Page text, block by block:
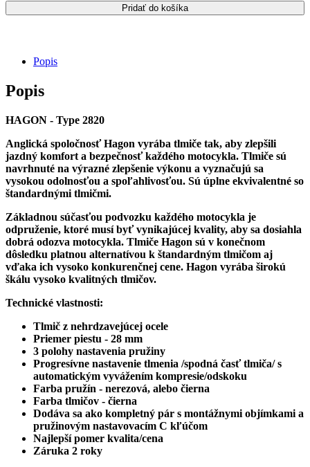
2010-
2017
HAGON
Type
Pridať do košíka
Popis
Popis
HAGON - Type 2820
Anglická spoločnosť Hagon vyrába tlmiče tak, aby zlepšili
jazdný komfort a bezpečnosť každého motocykla. Tlmiče sú
navrhnuté na výrazné zlepšenie výkonu a vyznačujú sa
vysokou odolnosťou a spoľahlivosťou. Sú úplne ekvivalentné so
štandardnými tlmičmi.
Základnou súčasťou podvozku každého motocykla je
odpruženie, ktoré musí byť vynikajúcej kvality, aby sa dosiahla
dobrá odozva motocykla. Tlmiče Hagon sú v konečnom
dôsledku platnou alternatívou k štandardným tlmičom aj
vďaka ich vysoko konkurenčnej cene. Hagon vyrába širokú
škálu vysoko kvalitných tlmičov.
Technické vlastnosti:
Tlmič z nehrdzavejúcej ocele
Priemer piestu - 28 mm
3 polohy nastavenia pružiny
Progresívne nastavenie tlmenia /spodná časť tlmiča/ s
automatickým vyvážením kompresie/odskoku
Farba pružín - nerezová, alebo čierna
Farba tlmičov - čierna
Dodáva sa ako kompletný pár s montážnymi objímkami a
pružinovým nastavovacím C kľúčom
Najlepší pomer kvalita/cena
Záruka 2 roky